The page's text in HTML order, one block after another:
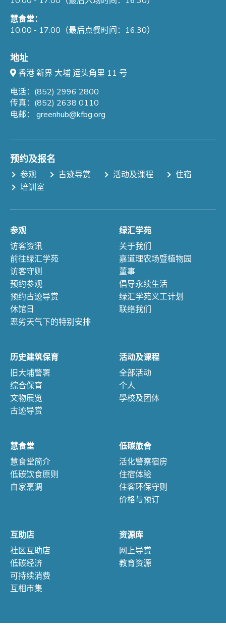
慧食堂：
10:00 - 17:00（最后点餐时间：16:30）
地址
香港 新界 大埔 运头角里 11 号
电话：(852) 2996 2800
传真：(852) 2638 0110
电邮： greenhub@kfbg.org
预约及报名
参观 古迹导赏 活动及课程
住宿
培训室
参观
访客资讯
前往绿汇学苑
访客守则
预约参观
预约古迹导赏
休馆日
恶劣天气下的特别安排
绿汇学苑
关于我们
嘉道理农场暨植物园
董事
倡导永续生活
绿汇学苑义工计划
联络我们
历史建筑保育
旧大埔警署
综合保育
文物展览
古迹导赏
活动及课程
全部活动
个人
學校及团体
慧食堂
慧食堂简介
低碳饮食原则
自家烹调
低碳旅舍
活化警察宿房
住宿体验
住客环保守则
价格与预订
互助店
社区互助店
低碳经济
可持续消费
互相市集
资源库
网上导赏
教育资源